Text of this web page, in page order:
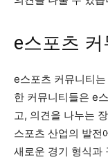
e스포츠
e스포츠 커뮤니티
한 커뮤니티들은 e
고, 의견을 나누는
스포츠 산업의 발전
새로운 경기 형식과